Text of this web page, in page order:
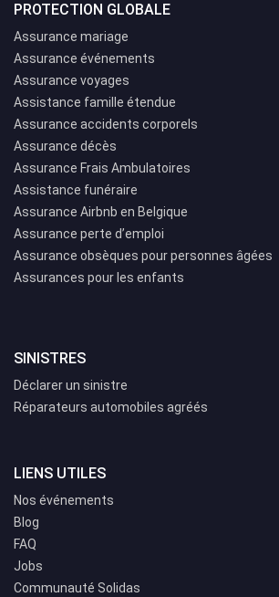
PROTECTION GLOBALE
Assurance mariage
Assurance événements
Assurance voyages
Assistance famille étendue
Assurance accidents corporels
Assurance décès
Assurance Frais Ambulatoires
Assistance funéraire
Assurance Airbnb en Belgique
Assurance perte d’emploi
Assurance obsèques pour personnes âgées
Assurances pour les enfants
SINISTRES
Déclarer un sinistre
Réparateurs automobiles agréés
LIENS UTILES
Nos événements
Blog
FAQ
Jobs
Communauté Solidas